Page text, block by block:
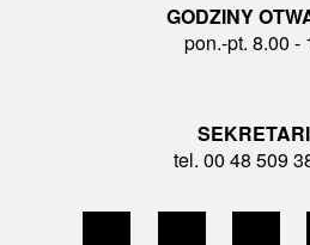
GODZINY
pon.-pt. 8.00 -
tel. 00 48 509